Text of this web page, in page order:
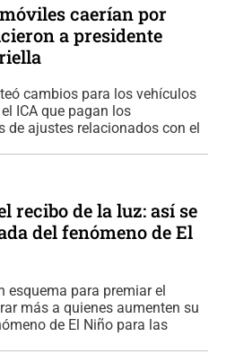
caerían por
a presidente
cambios para los vehículos
ICA que pagan los
de ajustes relacionados con el
recibo de la luz: así se
del fenómeno de El
esquema para premiar el
más a quienes aumenten su
de El Niño para las